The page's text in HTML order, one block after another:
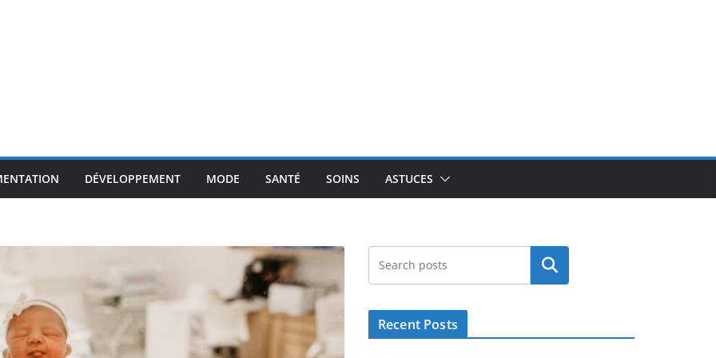
DÉVELOPPEMENT MODE SANTÉ SOINS ASTUCES
Rechercher
Recent Posts